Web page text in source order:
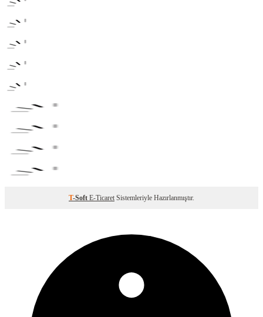
T-Soft E-Ticaret Sistemleriyle Hazırlanmıştır.